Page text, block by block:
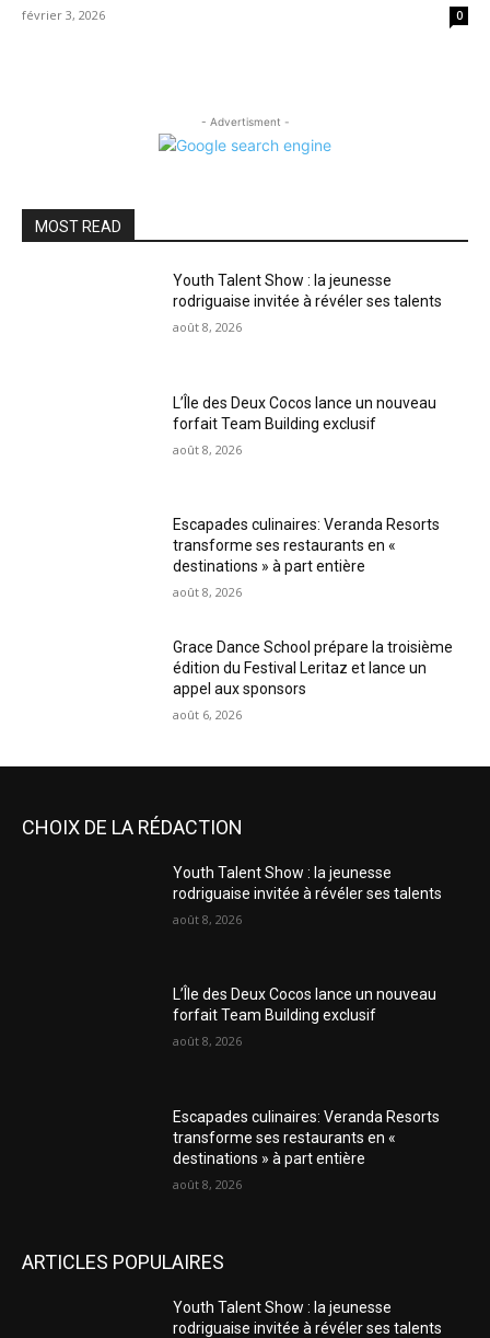
février 3, 2026 0
- Advertisment -
MOST READ
Youth Talent Show : la jeunesse
rodriguaise invitée à révéler ses talents
août 8, 2026
L’Île des Deux Cocos lance un nouveau
forfait Team Building exclusif
août 8, 2026
Escapades culinaires: Veranda Resorts
transforme ses restaurants en «
destinations » à part entière
août 8, 2026
Grace Dance School prépare la troisième
édition du Festival Leritaz et lance un
appel aux sponsors
août 6, 2026
CHOIX DE LA RÉDACTION
Youth Talent Show : la jeunesse
rodriguaise invitée à révéler ses talents
août 8, 2026
L’Île des Deux Cocos lance un nouveau
forfait Team Building exclusif
août 8, 2026
Escapades culinaires: Veranda Resorts
transforme ses restaurants en «
destinations » à part entière
août 8, 2026
ARTICLES POPULAIRES
Youth Talent Show : la jeunesse
rodriguaise invitée à révéler ses talents